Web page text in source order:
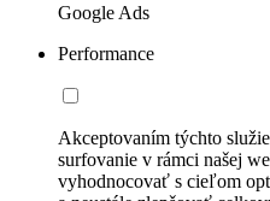
Google Ads
Performance
Akceptovaním týchto
surfovanie v rámci našej
vyhodnocovať s cieľom